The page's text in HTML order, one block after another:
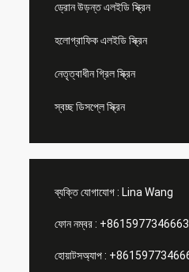
ড্রোন উড়ন্ত এলইডি স্ক্রিন
হলোগ্রাফিক এলইডি স্ক্রিন
নেতৃত্বাধীন গ্রিল স্ক্রিন
স্বচ্ছ ডিসপ্লে স্ক্রিন
ব্যক্তি যোগাযোগ : Lina Wang
ফোন নম্বর : +8615977346663
হোয়াটসঅ্যাপ :